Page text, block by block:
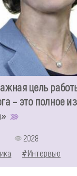
цель
– это полное
2028
#Интервью